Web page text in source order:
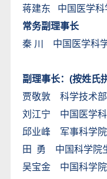
蒋建东 中国医学科
常务副理事长
秦 川 中国医学科
副理事长：(按姓氏
贾敬敦 科学技术部
刘江宁 中国医学科
邱业峰 军事科学
田 勇 中国科学院
吴宝金 中国科学院